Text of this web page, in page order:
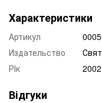
Характеристики
Артикул
Издательство
РІк
2002
Відгуки